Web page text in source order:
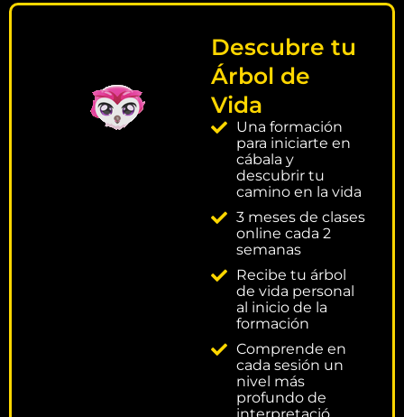
Descubre tu
Árbol de
Vida
Una formación
para iniciarte en
cábala y
descubrir tu
camino en la vida
3 meses de clases
online cada 2
semanas
Recibe tu árbol
de vida personal
al inicio de la
formación
Comprende en
cada sesión un
nivel más
profundo de